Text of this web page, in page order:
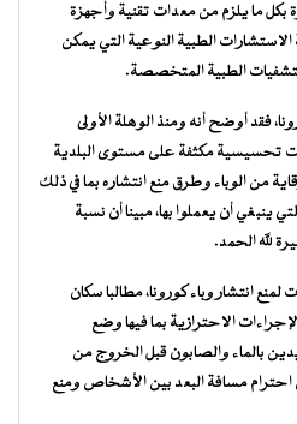
بكل ما يلزم من معدات تقنية وأجهزة
الطبية النوعية التي يمكن
الطبية المتخصصة.
فقد أوضح أنه ومنذ الوهلة الأولى
تحسيسية مكثفة على مستوى البلدية
من الوباء وطرق منع انتشاره بما في ذلك
ينبغي أن يعملوا بها، مبينا أن نسبة
لله الحمد.
انتشار وباء كورونا، مطالبا سكان
الاحترازية بما فيها وضع
بالماء والصابون قبل الخروج من
احترام مسافة البعد بين الأشخاص ومنع